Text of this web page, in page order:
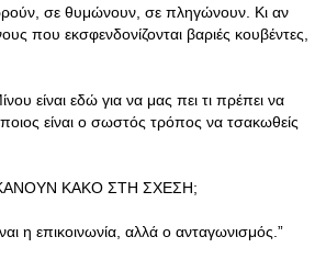
σε θυμώνουν, σε πληγώνουν. Κι αν
που εκσφενδονίζονται βαριές κουβέντες,
είναι εδώ για να μας πει τι πρέπει να
είναι ο σωστός τρόπος να τσακωθείς
ΚΑΚΟ ΣΤΗ ΣΧΕΣΗ;
η επικοινωνία, αλλά ο ανταγωνισμός.”